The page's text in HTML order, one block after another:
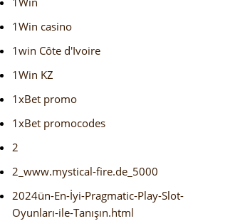
1Win casino
1win Côte d'Ivoire
1Win KZ
1xBet promo
1xBet promocodes
2
2_www.mystical-fire.de_5000
2024ün-En-İyi-Pragmatic-Play-Slot-
Oyunları-ile-Tanışın.html